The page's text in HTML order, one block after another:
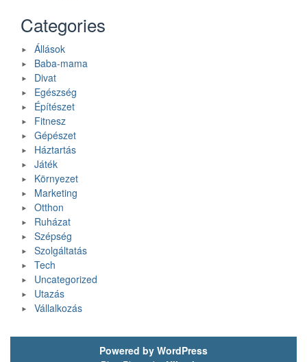
Categories
Állások
Baba-mama
Divat
Egészség
Építészet
Fitnesz
Gépészet
Háztartás
Játék
Környezet
Marketing
Otthon
Ruházat
Szépség
Szolgáltatás
Tech
Uncategorized
Utazás
Vállalkozás
Powered by WordPress